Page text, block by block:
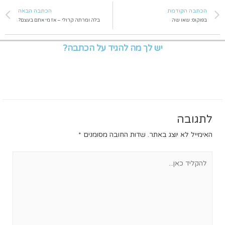
הכתבה הקודמת
בפוקוס: שאו שה
הכתבה הבאה
בלה ומרתה קרולי – אז מי אתם בעצם?
יש לך מה להגיד על הכתבה?
לתגובה
האימייל לא יוצג באתר. שדות החובה מסומנים *